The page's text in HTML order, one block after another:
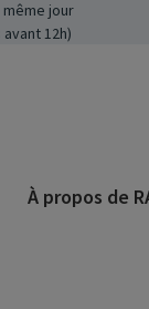
jour
12h)
À propos de